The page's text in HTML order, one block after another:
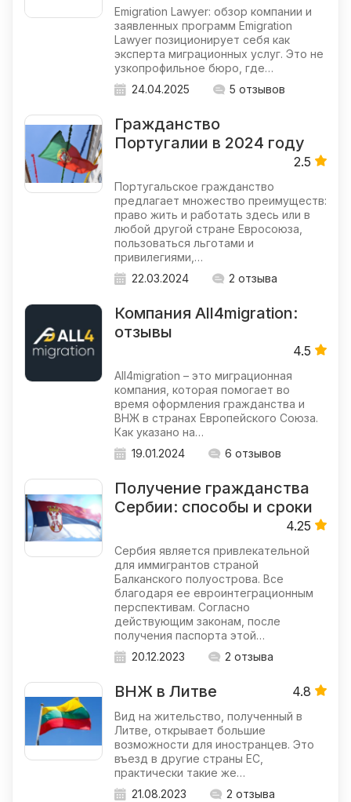
Emigration Lawyer: обзор компании и
заявленных программ Emigration
Lawyer позиционирует себя как
эксперта миграционных услуг. Это не
узкопрофильное бюро, где…
24.04.2025
5 отзывов
Гражданство
Португалии в 2024 году
2.5
Португальское гражданство
предлагает множество преимуществ:
право жить и работать здесь или в
любой другой стране Евросоюза,
пользоваться льготами и
привилегиями,…
22.03.2024
2 отзыва
Компания All4migration:
отзывы
4.5
All4migration – это миграционная
компания, которая помогает во
время оформления гражданства и
ВНЖ в странах Европейского Союза.
Как указано на…
19.01.2024
6 отзывов
Получение гражданства
Сербии: способы и сроки
4.25
Сербия является привлекательной
для иммигрантов страной
Балканского полуострова. Все
благодаря ее евроинтеграционным
перспективам. Согласно
действующим законам, после
получения паспорта этой…
20.12.2023
2 отзыва
ВНЖ в Литве 4.8
Вид на жительство, полученный в
Литве, открывает большие
возможности для иностранцев. Это
въезд в другие страны ЕС,
практически такие же…
21.08.2023
2 отзыва